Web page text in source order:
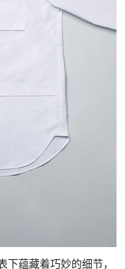
蕴藏着巧妙的细节，